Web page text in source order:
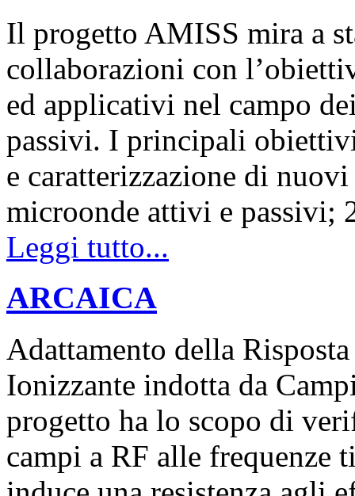
Il progetto AMISS mira a
collaborazioni con
ed applicativi nel campo
passivi. I principali
e caratterizzazione di
microonde attivi e
Leggi tutto...
ARCAICA
Adattamento della
Ionizzante indotta da
progetto ha lo scopo di
campi a RF alle frequenze